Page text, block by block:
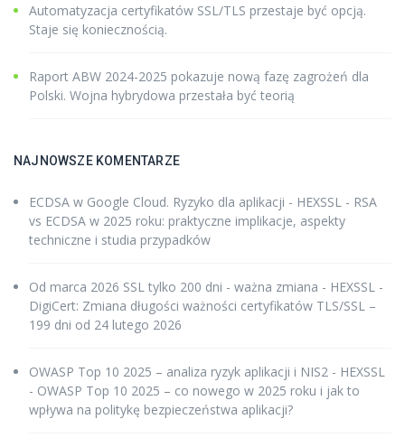
Automatyzacja certyfikatów SSL/TLS przestaje być opcją.
Staje się koniecznością.
Raport ABW 2024-2025 pokazuje nową fazę zagrożeń dla
Polski. Wojna hybrydowa przestała być teorią
NAJNOWSZE KOMENTARZE
ECDSA w Google Cloud. Ryzyko dla aplikacji - HEXSSL - RSA
vs ECDSA w 2025 roku: praktyczne implikacje, aspekty
techniczne i studia przypadków
Od marca 2026 SSL tylko 200 dni - ważna zmiana - HEXSSL -
DigiCert: Zmiana długości ważności certyfikatów TLS/SSL –
199 dni od 24 lutego 2026
OWASP Top 10 2025 – analiza ryzyk aplikacji i NIS2 - HEXSSL
- OWASP Top 10 2025 – co nowego w 2025 roku i jak to
wpływa na politykę bezpieczeństwa aplikacji?